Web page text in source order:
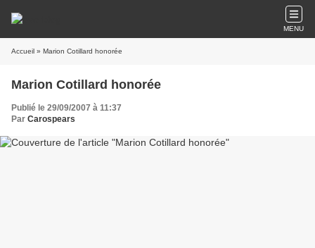
MENU
Accueil » Marion Cotillard honorée
Marion Cotillard honorée
Publié le 29/09/2007 à 11:37
Par Carospears